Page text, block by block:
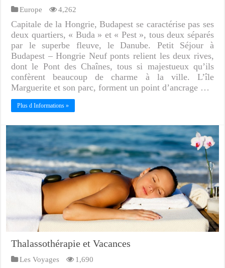
Europe 4,262
Capitale de la Hongrie, Budapest se caractérise pas ses
deux quartiers, « Buda » et « Pest », tous deux séparés
par le superbe fleuve, le Danube. Petit Séjour à
Budapest – Hongrie Neuf ponts relient les deux rives,
dont le Pont des Chaînes, tous si majestueux qu’ils
confèrent beaucoup de charme à la ville. L’île
Marguerite et son parc, forment un point d’ancrage …
Plus d Informations »
Thalassothérapie et Vacances
Les Voyages 1,690